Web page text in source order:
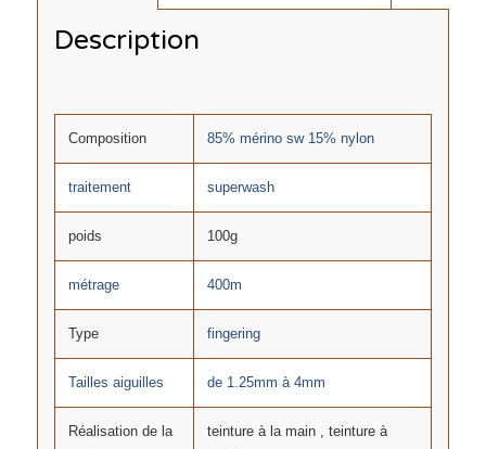
Description
Composition 85% mérino sw 15% nylon
traitement superwash
poids 100g
métrage 400m
Type fingering
Tailles aiguilles de 1.25mm à 4mm
Réalisation de la
teinture à la main , teinture à